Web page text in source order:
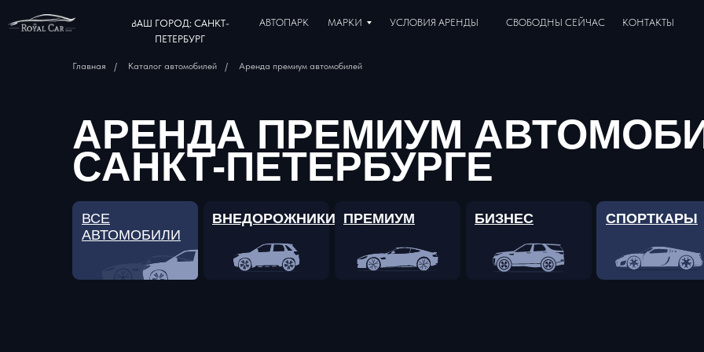
АВТОПАРК МАРКИ УСЛОВИЯ АРЕНДЫ
ВАШ ГОРОД: САНКТ-
ПЕТЕРБУРГ
СВОБОДНЫ СЕЙЧАС КОНТАКТЫ
Главная / Каталог автомобилей / Аренда премиум автомобилей
АРЕНДА ПРЕМИУМ
САНКТ-ПЕТЕРБУРГЕ
ВНЕДОРОЖНИКИ
ВСЕ
АВТОМОБИЛИ
БИЗНЕС
ПРЕМИУМ СПОРТКАРЫ